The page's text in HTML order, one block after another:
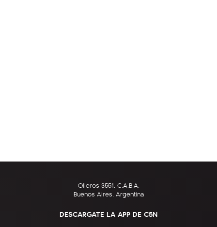
Olleros 3551, C.A.B.A.
Buenos Aires, Argentina
DESCARGATE LA APP DE C5N